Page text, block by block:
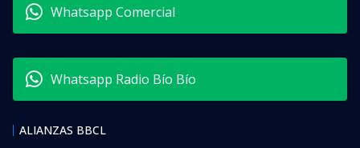
Whatsapp Comercial
Whatsapp Radio Bío Bío
ALIANZAS BBCL